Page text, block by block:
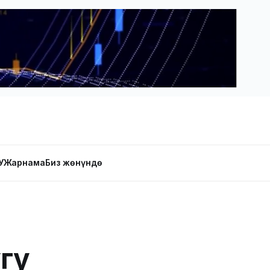
ЖарнамаБиз жөнүндө